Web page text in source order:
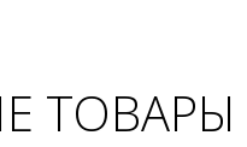
ТОВАРЫ